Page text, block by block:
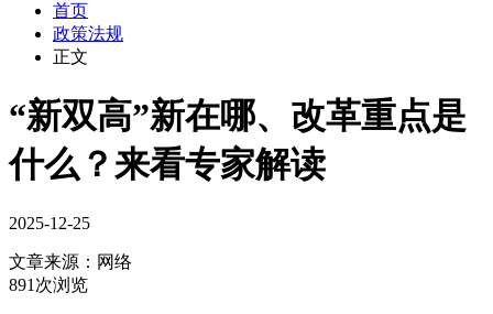
首页
政策法规
正文
“新双高”新在哪、改革重点是
什么？来看专家解读
2025-12-25
文章来源： 网络
891次浏览